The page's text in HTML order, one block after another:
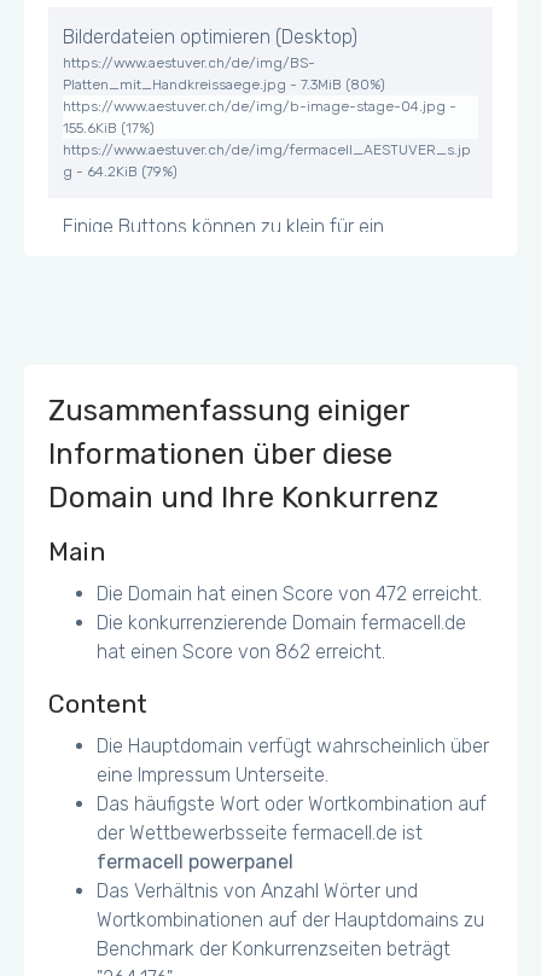
Bilderdateien optimieren (Desktop)
https://www.aestuver.ch/de/img/BS-
Platten_mit_Handkreissaege.jpg - 7.3MiB (80%)
https://www.aestuver.ch/de/img/b-image-stage-04.jpg -
155.6KiB (17%)
https://www.aestuver.ch/de/img/fermacell_AESTUVER_s.jp
g - 64.2KiB (79%)
Einige Buttons können zu klein für ein
Zusammenfassung einiger
Informationen über diese
Domain und Ihre Konkurrenz
Main
Die Domain hat einen Score von 472 erreicht.
Die konkurrenzierende Domain fermacell.de
hat einen Score von 862 erreicht.
Content
Die Hauptdomain verfügt wahrscheinlich über
eine Impressum Unterseite.
Das häufigste Wort oder Wortkombination auf
der Wettbewerbsseite fermacell.de ist
fermacell powerpanel
Das Verhältnis von Anzahl Wörter und
Wortkombinationen auf der Hauptdomains zu
Benchmark der Konkurrenzseiten beträgt